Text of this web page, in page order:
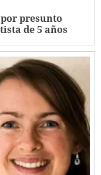
presunto
de 5 años